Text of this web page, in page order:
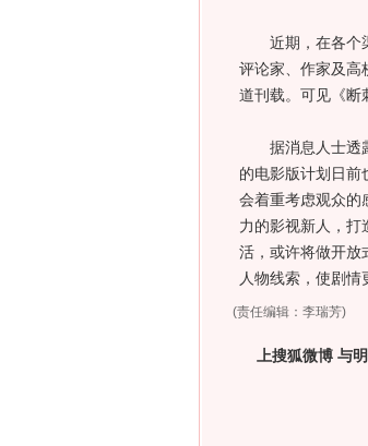
近期，在各个渠
评论家、作家及高
道刊载。可见《断
据消息人士透露
的电影版计划日前
会着重考虑观众的
力的影视新人，打
活，或许将做开放
人物线索，使剧情
(责任编辑：李瑞芳)
上搜狐微博 与